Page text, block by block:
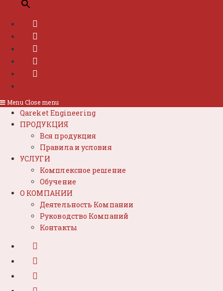
Menu Close menu
Qareket Engineering
ПРОДУКЦИЯ
Вся продукция
Правила и условия
УСЛУГИ
Комплексное решение
Обучение
О КОМПАНИИ
Деятельность Компании
Руководство Компаний
Контакты